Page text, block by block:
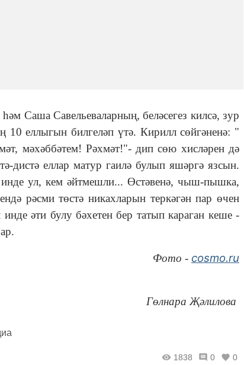
Саша Савельеваларның, беләсегез килсә, зур
10 еллыгын билгеләп үтә. Кирилл сөйгәненә: "
мәхәббәтем! Рәхмәт!"- дип сөю хисләрен дә
дистә еллар матур гаилә булып яшәргә язсын.
ул, кем әйтмешли... Өстәвенә, чыш-пышка,
рәсми төстә никахларын теркәгән пар өчен
әти булу бәхетен бер татып караган кеше -
Фото - cosmo.ru
Гөлнара Җәлилова
1838 0 0